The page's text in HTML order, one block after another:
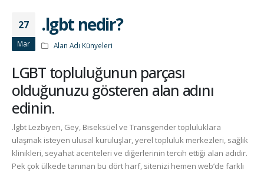
27
Mar
.lgbt nedir?
Alan Adı Künyeleri
LGBT topluluğunun parçası
olduğunuzu gösteren alan adını
edinin.
.lgbt Lezbiyen, Gey, Biseksüel ve Transgender topluluklara
ulaşmak isteyen ulusal kuruluşlar, yerel topluluk merkezleri, sağlık
klinikleri, seyahat acenteleri ve diğerlerinin tercih ettiği alan adıdır.
Pek çok ülkede tanınan bu dört harf, sitenizi hemen web’de farklı